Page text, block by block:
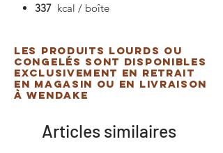
337 kcal / boîte
Les produits lourds ou
congelés sont disponibles
exclusivement en retrait
en magasin ou en livraison
à Wendake
Articles similaires